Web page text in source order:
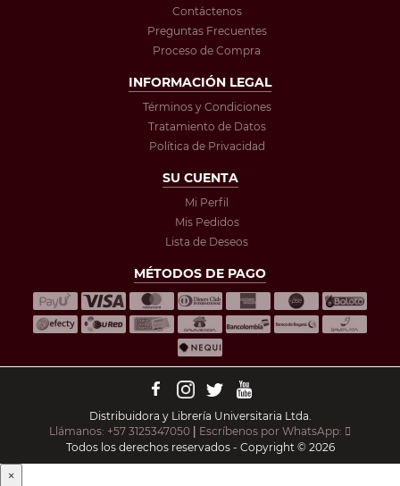
Contáctenos
Preguntas Frecuentes
Proceso de Compra
INFORMACIÓN LEGAL
Términos y Condiciones
Tratamiento de Datos
Política de Privacidad
SU CUENTA
Mi Perfil
Mis Pedidos
Lista de Deseos
MÉTODOS DE PAGO
Distribuidora y Librería Universitaria Ltda.
Llámanos: +57 3125347050 | Escríbenos por WhatsApp:
Todos los derechos reservados - Copyright © 2026
×